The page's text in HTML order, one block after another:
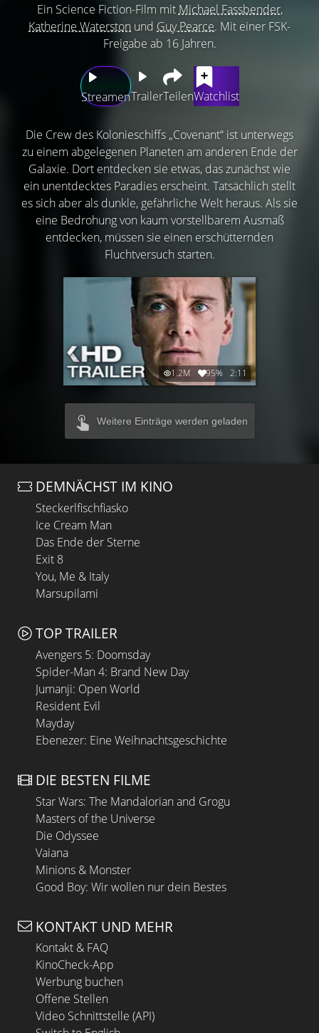
Ein Science Fiction-Film mit Michael Fassbender,
Katherine Waterston und Guy Pearce. Mit einer FSK-
Freigabe ab 16 Jahren.
StreamenTrailerTeilenWatchlist
Die Crew des Kolonieschiffs „Covenant“ ist unterwegs
zu einem abgelegenen Planeten am anderen Ende der
Galaxie. Dort entdecken sie etwas, das zunächst wie
ein unentdecktes Paradies erscheint. Tatsächlich stellt
es sich aber als dunkle, gefährliche Welt heraus. Als sie
eine Bedrohung von kaum vorstellbarem Ausmaß
entdecken, müssen sie einen erschütternden
Fluchtversuch starten.
1.2M 95% 2:11
Weitere Einträge werden geladen
DEMNÄCHST IM KINO
Steckerlfischfiasko
Ice Cream Man
Das Ende der Sterne
Exit 8
You, Me & Italy
Marsupilami
TOP TRAILER
Avengers 5: Doomsday
Spider-Man 4: Brand New Day
Jumanji: Open World
Resident Evil
Mayday
Ebenezer: Eine Weihnachtsgeschichte
DIE BESTEN FILME
Star Wars: The Mandalorian and Grogu
Masters of the Universe
Die Odyssee
Vaiana
Minions & Monster
Good Boy: Wir wollen nur dein Bestes
KONTAKT UND MEHR
Kontakt & FAQ
KinoCheck-App
Werbung buchen
Offene Stellen
Video Schnittstelle (API)